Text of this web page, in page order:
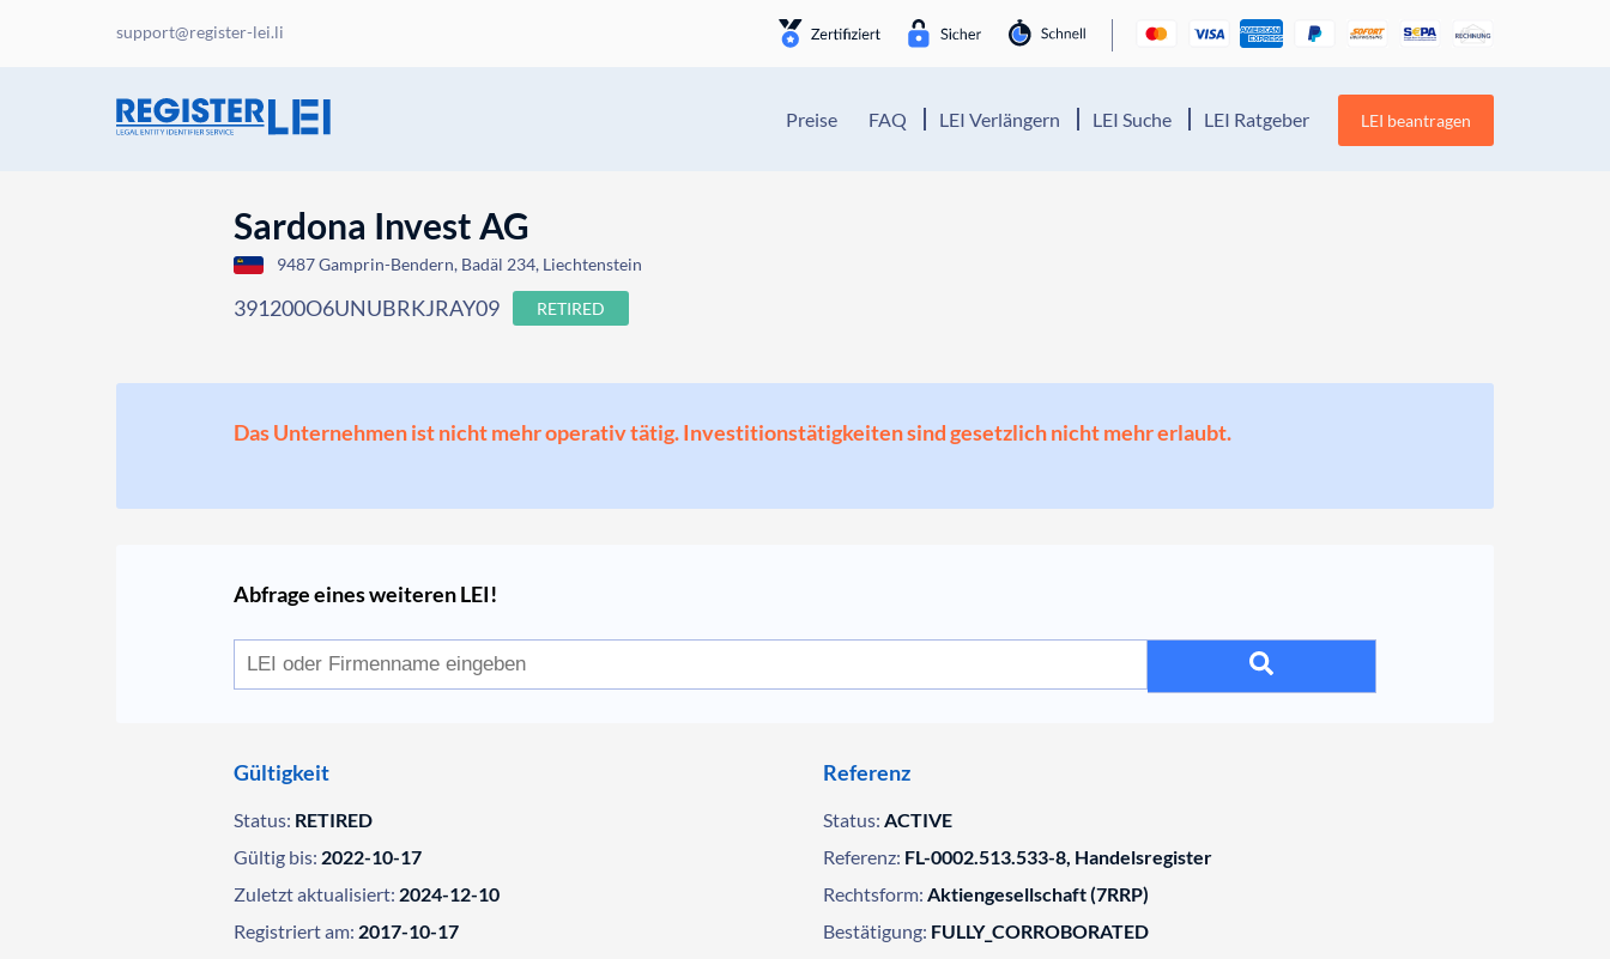
support@register-lei.li
Preise FAQ LEI Verlängern LEI Suche LEI Ratgeber LEI beantragen
Sardona Invest AG
9487 Gamprin-Bendern, Badäl 234, Liechtenstein
391200O6UNUBRKJRAY09 RETIRED
Das Unternehmen ist nicht mehr operativ tätig. Investitionstätigkeiten sind gesetzlich nicht mehr erlaubt.
Abfrage eines weiteren LEI!
Gültigkeit
Status: RETIRED
Gültig bis: 2022-10-17
Zuletzt aktualisiert: 2024-12-10
Registriert am: 2017-10-17
Referenz
Status: ACTIVE
Referenz: FL-0002.513.533-8, Handelsregister
Rechtsform: Aktiengesellschaft (7RRP)
Bestätigung: FULLY_CORROBORATED